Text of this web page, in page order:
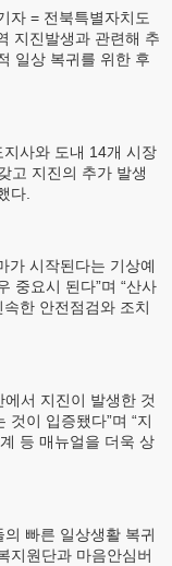
자 = 전북특별자치도
지진발생과 관련해 추
일상 복귀를 위한 후
사와 도내 14개 시장
고 지진의 추가 발생
다.
가 시작된다는 기상예
중요시 된다”며 “산사
한 안전점검와 조치
서 지진이 발생한 것
이 입증됐다”며 “지
등 매뉴얼을 더욱 상
빠른 일상생활 복귀
지원단과 마음안심버